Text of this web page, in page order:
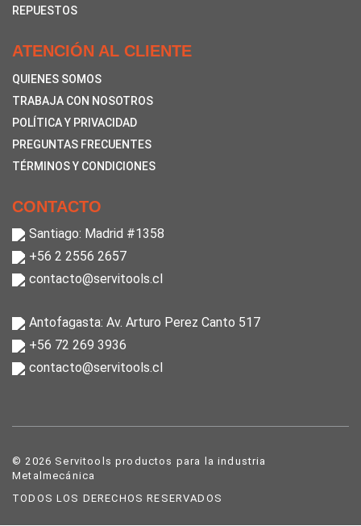
REPUESTOS
ATENCIÓN AL CLIENTE
QUIENES SOMOS
TRABAJA CON NOSOTROS
POLÍTICA Y PRIVACIDAD
PREGUNTAS FRECUENTES
TÉRMINOS Y CONDICIONES
CONTACTO
Santiago: Madrid #1358
+56 2 2556 2657
contacto@servitools.cl
Antofagasta: Av. Arturo Perez Canto 517
+56 72 269 3936
contacto@servitools.cl
© 2026 Servitools productos para la industria
Metalmecánica
TODOS LOS DERECHOS RESERVADOS